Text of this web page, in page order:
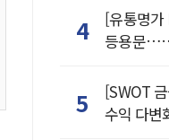
4
[유통명가
등용문
5
[SWOT
수익 다